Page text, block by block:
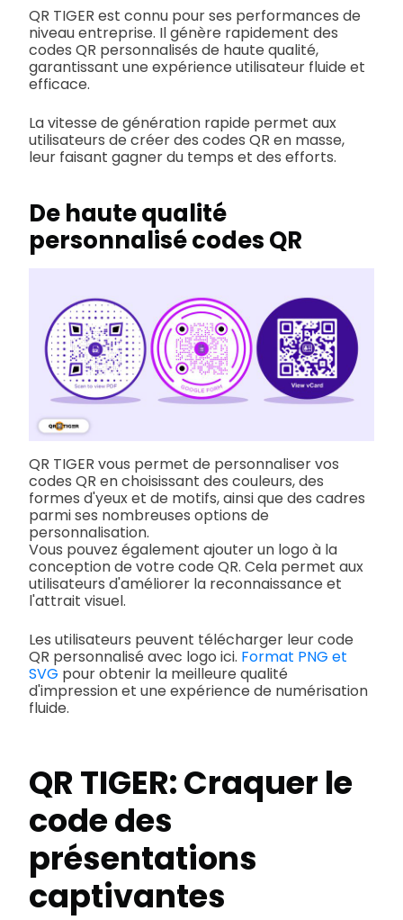
QR TIGER est connu pour ses performances de
niveau entreprise. Il génère rapidement des
codes QR personnalisés de haute qualité,
garantissant une expérience utilisateur fluide et
efficace.
La vitesse de génération rapide permet aux
utilisateurs de créer des codes QR en masse,
leur faisant gagner du temps et des efforts.
De haute qualité
personnalisécodes QR
QR TIGER vous permet de personnaliser vos
codes QR en choisissant des couleurs, des
formes d'yeux et de motifs, ainsi que des cadres
parmi ses nombreuses options de
personnalisation.
Vous pouvez également ajouter un logo à la
conception de votre code QR. Cela permet aux
utilisateurs d'améliorer la reconnaissance et
l'attrait visuel.
Les utilisateurs peuvent télécharger leur code
QR personnalisé avec logo ici. Format PNG et
SVG pour obtenir la meilleure qualité
d'impression et une expérience de numérisation
fluide.
QR TIGER: Craquer le
code des
présentations
captivantes